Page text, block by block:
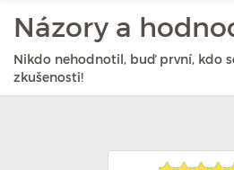
Názory a
Nikdo nehodnotil, buď první, kdo
zkušenosti!